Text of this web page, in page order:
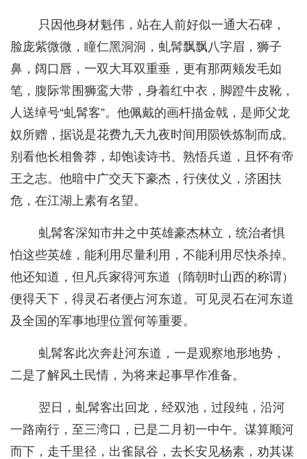
只因他身材魁伟，站在人前好似一通大石碑，
脸庞紫微微，瞳仁黑洞洞，虬髯飘飘八字眉，狮子
鼻，阔口唇，一双大耳双重垂，更有那两颊发毛如
笔，腹际常围狮鸾大带，身着红中衣，脚蹬牛皮靴，
人送绰号“虬髯客”。他佩戴的画杆描金戟，是师父龙
奴所赠，据说是花费九天九夜时间用陨铁炼制而成。
别看他长相鲁莽，却饱读诗书、熟悟兵道，且怀有帝
王之志。他暗中广交天下豪杰，行侠仗义，济困扶
危，在江湖上素有名望。
虬髯客深知市井之中英雄豪杰林立，统治者惧
怕这些英雄，能利用尽量利用，不能利用尽快杀掉。
他还知道，但凡兵家得河东道（隋朝时山西的称谓）
便得天下，得灵石者便占河东道。可见灵石在河东道
及全国的军事地理位置何等重要。
虬髯客此次奔赴河东道，一是观察地形地势，
二是了解风土民情，为将来起事早作准备。
翌日，虬髯客出回龙，经双池，过段纯，沿河
一路南行，至三湾口，已是二月初一中午。谋算顺河
而下，走千里径，出雀鼠谷，去长安见杨素，劝其谋